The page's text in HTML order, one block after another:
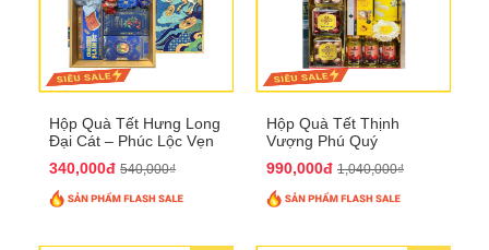
Hộp Quà Tết Hưng Long
Đại Cát – Phúc Lộc Vẹn
340,000đ 540,000₫
Hộp Quà Tết Thịnh
Vượng Phú Quý
990,000đ 1,040,000₫